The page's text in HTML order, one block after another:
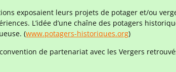
exposaient leurs projets de potager et/ou
L’idée d’une chaîne des potagers
(www.potagers-historiques.org)
de partenariat avec les Vergers